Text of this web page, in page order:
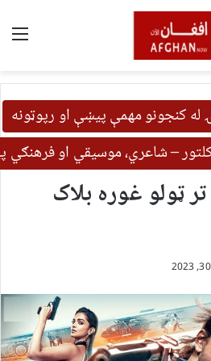
له کنجونو مهمې پیښې او رپوټونه
کلتور – شاعري، موسیقي او
ټولو غوره بلاک